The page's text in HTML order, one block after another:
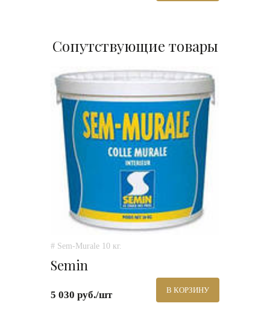
Сопутствующие товары
# Sem-Murale 10 кг.
Semin
5 030 руб./шт В КОРЗИНУ